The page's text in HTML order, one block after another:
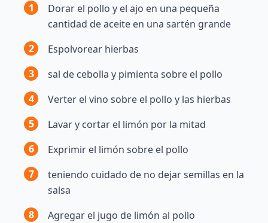
1
Dorar el pollo y el ajo en una pequeña
cantidad de aceite en una sartén grande
2
Espolvorear hierbas
3
sal de cebolla y pimienta sobre el pollo
4
Verter el vino sobre el pollo y las hierbas
5
Lavar y cortar el limón por la mitad
6
Exprimir el limón sobre el pollo
7
teniendo cuidado de no dejar semillas en la
salsa
8
Agregar el jugo de limón al pollo